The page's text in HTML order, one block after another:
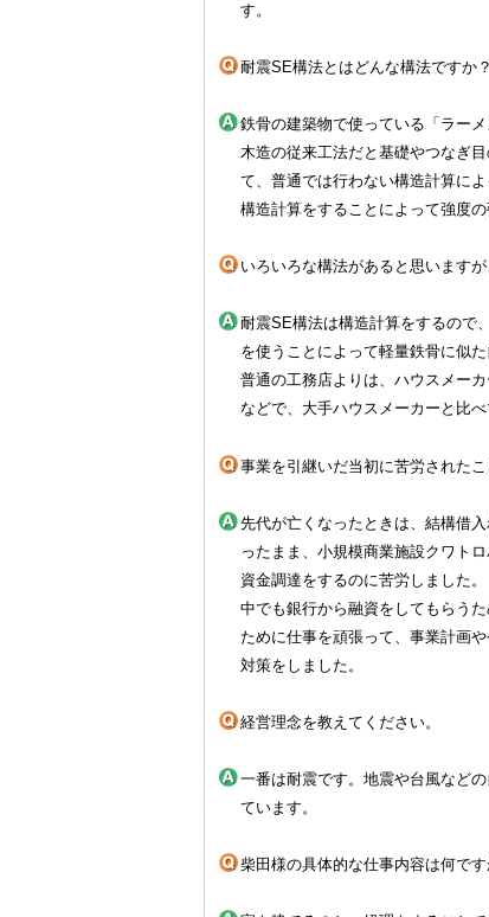
す。
耐震SE構法とはどんな構法ですか？
鉄骨の建築物で使っている「ラー
木造の従来工法だと基礎やつなぎ
て、普通では行わない構造計算によ
構造計算をすることによって強度
いろいろな構法があると思います
耐震SE構法は構造計算をするので
を使うことによって軽量鉄骨に似
普通の工務店よりは、ハウスメー
などで、大手ハウスメーカーと比
事業を引継いだ当初に苦労された
先代が亡くなったときは、結構借
ったまま、小規模商業施設クワト
資金調達をするのに苦労しました。
中でも銀行から融資をしてもらう
ために仕事を頑張って、事業計画
対策をしました。
経営理念を教えてください。
一番は耐震です。地震や台風など
ています。
柴田様の具体的な仕事内容は何です